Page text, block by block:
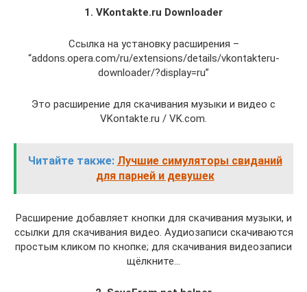
1. VKontakte.ru Downloader
Ссылка на установку расширения –
“addons.opera.com/ru/extensions/details/vkontakteru-
downloader/?display=ru”
Это расширение для скачивания музыки и видео с
VKontakte.ru / VK.com.
Читайте также: Лучшие симуляторы свиданий
для парней и девушек
Расширение добавляет кнопки для скачивания музыки, и
ссылки для скачивания видео. Аудиозаписи скачиваются
простым кликом по кнопке; для скачивания видеозаписи
щёлкните…